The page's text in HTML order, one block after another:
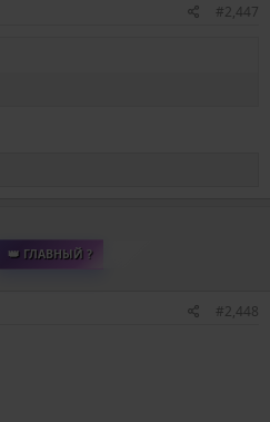
#2,447
👑 ГЛАВНЫЙ ?
#2,448